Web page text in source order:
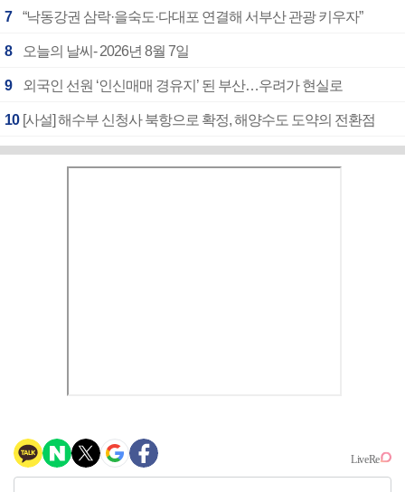
7 “낙동강권 삼락·을숙도·다대포 연결해 서부산 관광 키우자”
8 오늘의 날씨- 2026년 8월 7일
9 외국인 선원 ‘인신매매 경유지’ 된 부산…우려가 현실로
10 [사설] 해수부 신청사 북항으로 확정, 해양수도 도약의 전환점